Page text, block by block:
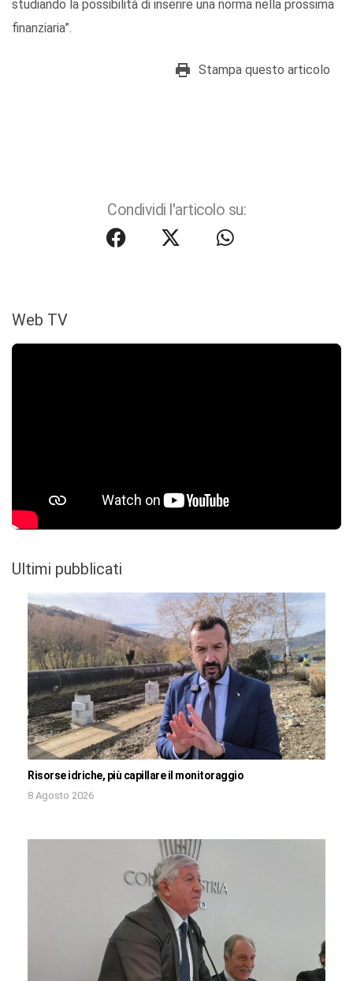
studiando la possibilità di inserire una norma nella prossima
finanziaria”.
Stampa questo articolo
Condividi l'articolo su:
Web TV
Ultimi pubblicati
Risorse idriche, più capillare il monitoraggio
8 Agosto 2026